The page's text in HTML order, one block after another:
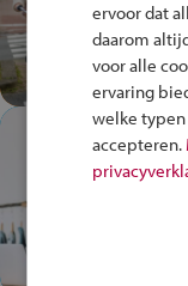
ervoor dat
daarom
voor alle
ervaring
welke
accepteren.